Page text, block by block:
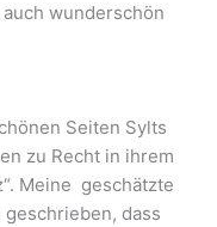
wunderschön
Seiten Sylts
zu Recht in ihrem
Meine geschätzte
dass